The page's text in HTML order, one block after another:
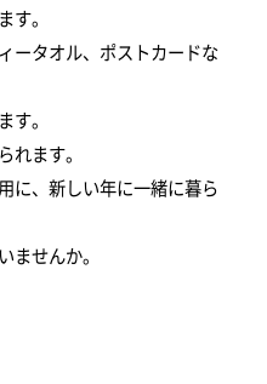
す。
ータオル、ポストカードな
す。
れます。
に、新しい年に一緒に暮ら
ませんか。